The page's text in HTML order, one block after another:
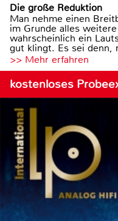
Die große Reduktion
Man nehme einen
im Grunde alles
wahrscheinlich ein
gut klingt. Es sei denn,
>> Mehr erfahren
kostenloses